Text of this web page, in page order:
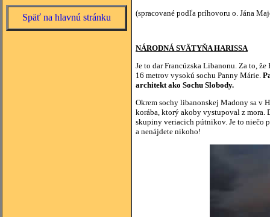
Späť na hlavnú stránku (spracované podľa príhovoru o. Jána
NÁRODNÁ SVÄTYŇA HARISSA
Je to dar Francúzska Libanonu. Za to,
16 metrov vysokú sochu Panny Márie.
architekt ako Sochu Slobody.
Okrem sochy libanonskej Madony sa v
korába, ktorý akoby vystupoval z
skupiny veriacich pútnikov. Je to niečo
a nenájdete nikoho!